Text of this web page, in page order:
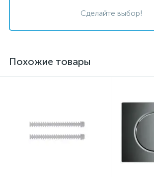
Сделайте выбор!
Похожие товары